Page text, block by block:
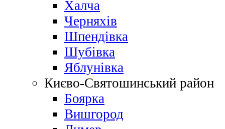
Халча
Черняхів
Шпендівка
Шубівка
Яблунівка
Києво-Святошинський район
Боярка
Вишгород